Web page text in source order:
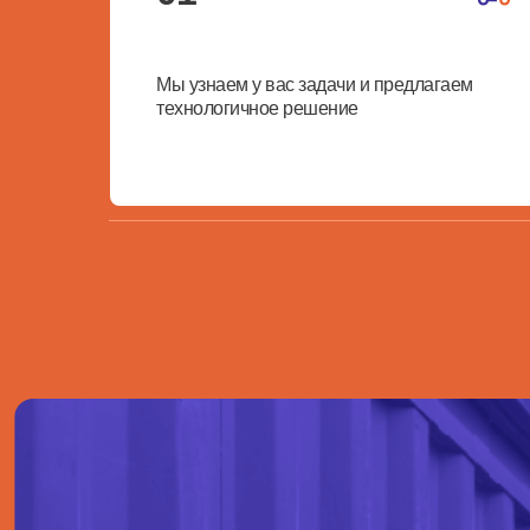
Мы узнаем у вас задачи и предлагаем
технологичное решение